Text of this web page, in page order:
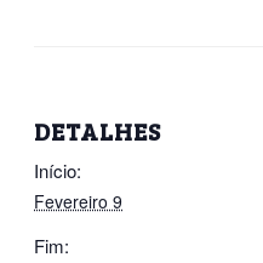
DETALHES
Início:
Fevereiro 9
Fim: